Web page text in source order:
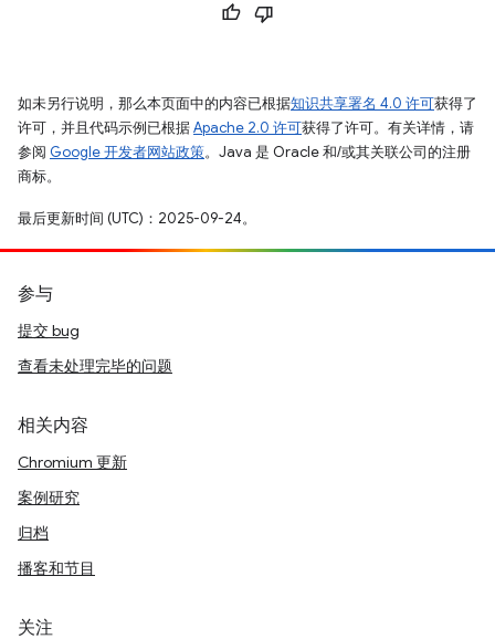
如未另行说明，那么本页面中的内容已根据知识共享署名 4.0 许可获得了
许可，并且代码示例已根据Apache 2.0 许可获得了许可。有关详情，请
参阅 Google 开发者网站政策。Java 是 Oracle 和/或其关联公司的注册
商标。
最后更新时间 (UTC)：2025-09-24。
参与
提交 bug
查看未处理完毕的问题
相关内容
Chromium 更新
案例研究
归档
播客和节目
关注